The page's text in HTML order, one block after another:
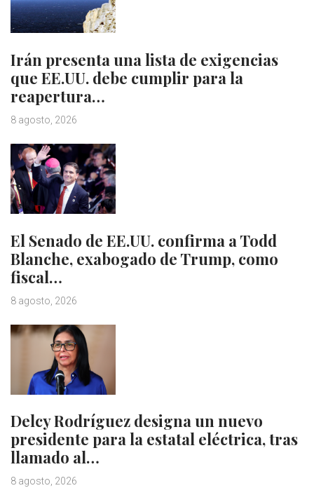
Irán presenta una lista de exigencias
que EE.UU. debe cumplir para la
reapertura…
8 agosto, 2026
El Senado de EE.UU. confirma a Todd
Blanche, exabogado de Trump, como
fiscal…
8 agosto, 2026
Delcy Rodríguez designa un nuevo
presidente para la estatal eléctrica, tras
llamado al…
8 agosto, 2026